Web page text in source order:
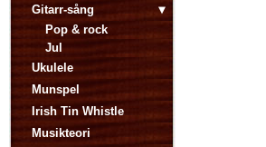
Gitarr-sång
Pop & rock
Jul
Ukulele
Munspel
Irish Tin Whistle
Musikteori